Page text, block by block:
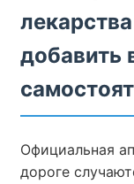
добавить
Официальная
дороге